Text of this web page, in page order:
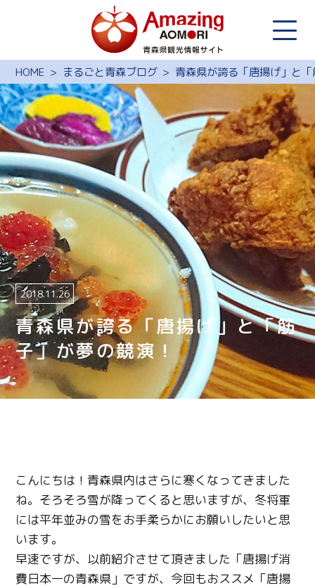
HOME まるごと青森ブログ 青森県が誇る「唐揚げ」と
青森県が誇る「唐揚げ」と「筋
子」が夢の競演！
2018.11.26
こんにちは！青森県内はさらに寒くなってきました
ね。そろそろ雪が降ってくると思いますが、冬将軍
には平年並みの雪をお手柔らかにお願いしたいと思
います。
早速ですが、以前紹介させて頂きました「唐揚げ消
費日本一の青森県」ですが、今回もおススメ「唐揚